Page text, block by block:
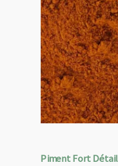
Piment Fort Détail